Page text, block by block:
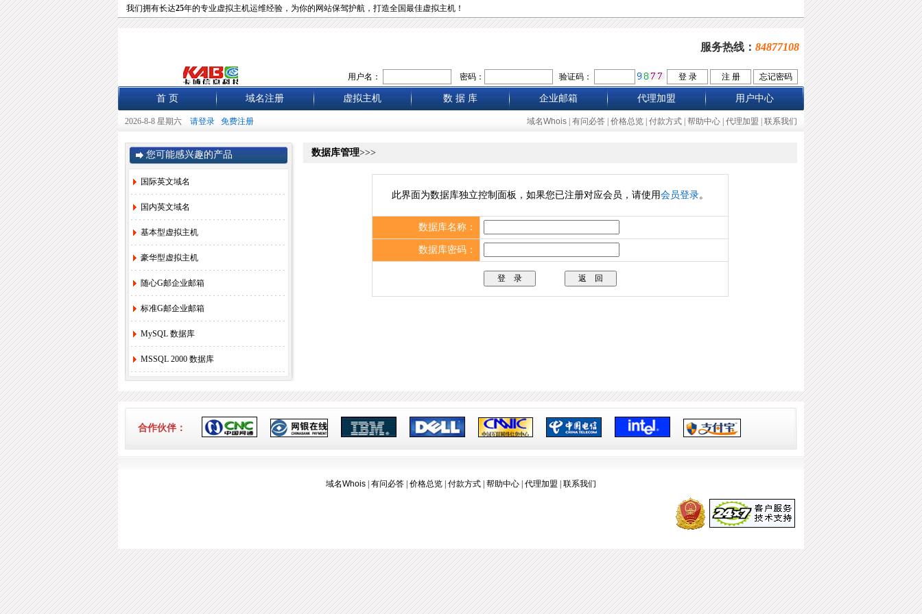
我们拥有长达25年的专业虚拟主机运维经验，为你的网站保驾护航，打造全国最佳虚拟主机！
服务热线： 84877108
用户名： 密码： 验证码：
首 页 域名注册 虚拟主机 数 据 库 企业邮箱 代理加盟 用户中心
2026-8-8 星期六 请登录 免费注册 域名Whois 有问必答 价格总览 付款方式 帮助中心 代理加盟 联系我们
您可能感兴趣的产品
国际英文域名
国内英文域名
基本型虚拟主机
豪华型虚拟主机
随心G邮企业邮箱
标准G邮企业邮箱
MySQL 数据库
MSSQL 2000 数据库
数据库管理>>>
此界面为数据库独立控制面板，如果您已注册对应会员，请使用会员登录。
数据库名称：
数据库密码：
合作伙伴：
域名Whois 有问必答 价格总览 付款方式 帮助中心 代理加盟 联系我们